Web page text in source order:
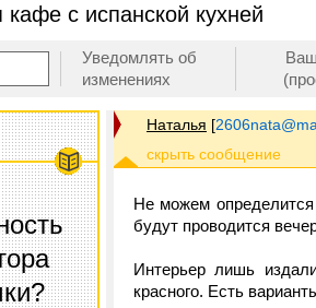
с испанской кухней
Уведомлять об
изменениях
Наталья [
Не можем
будут проводится
Интерьер лишь
красного. Есть